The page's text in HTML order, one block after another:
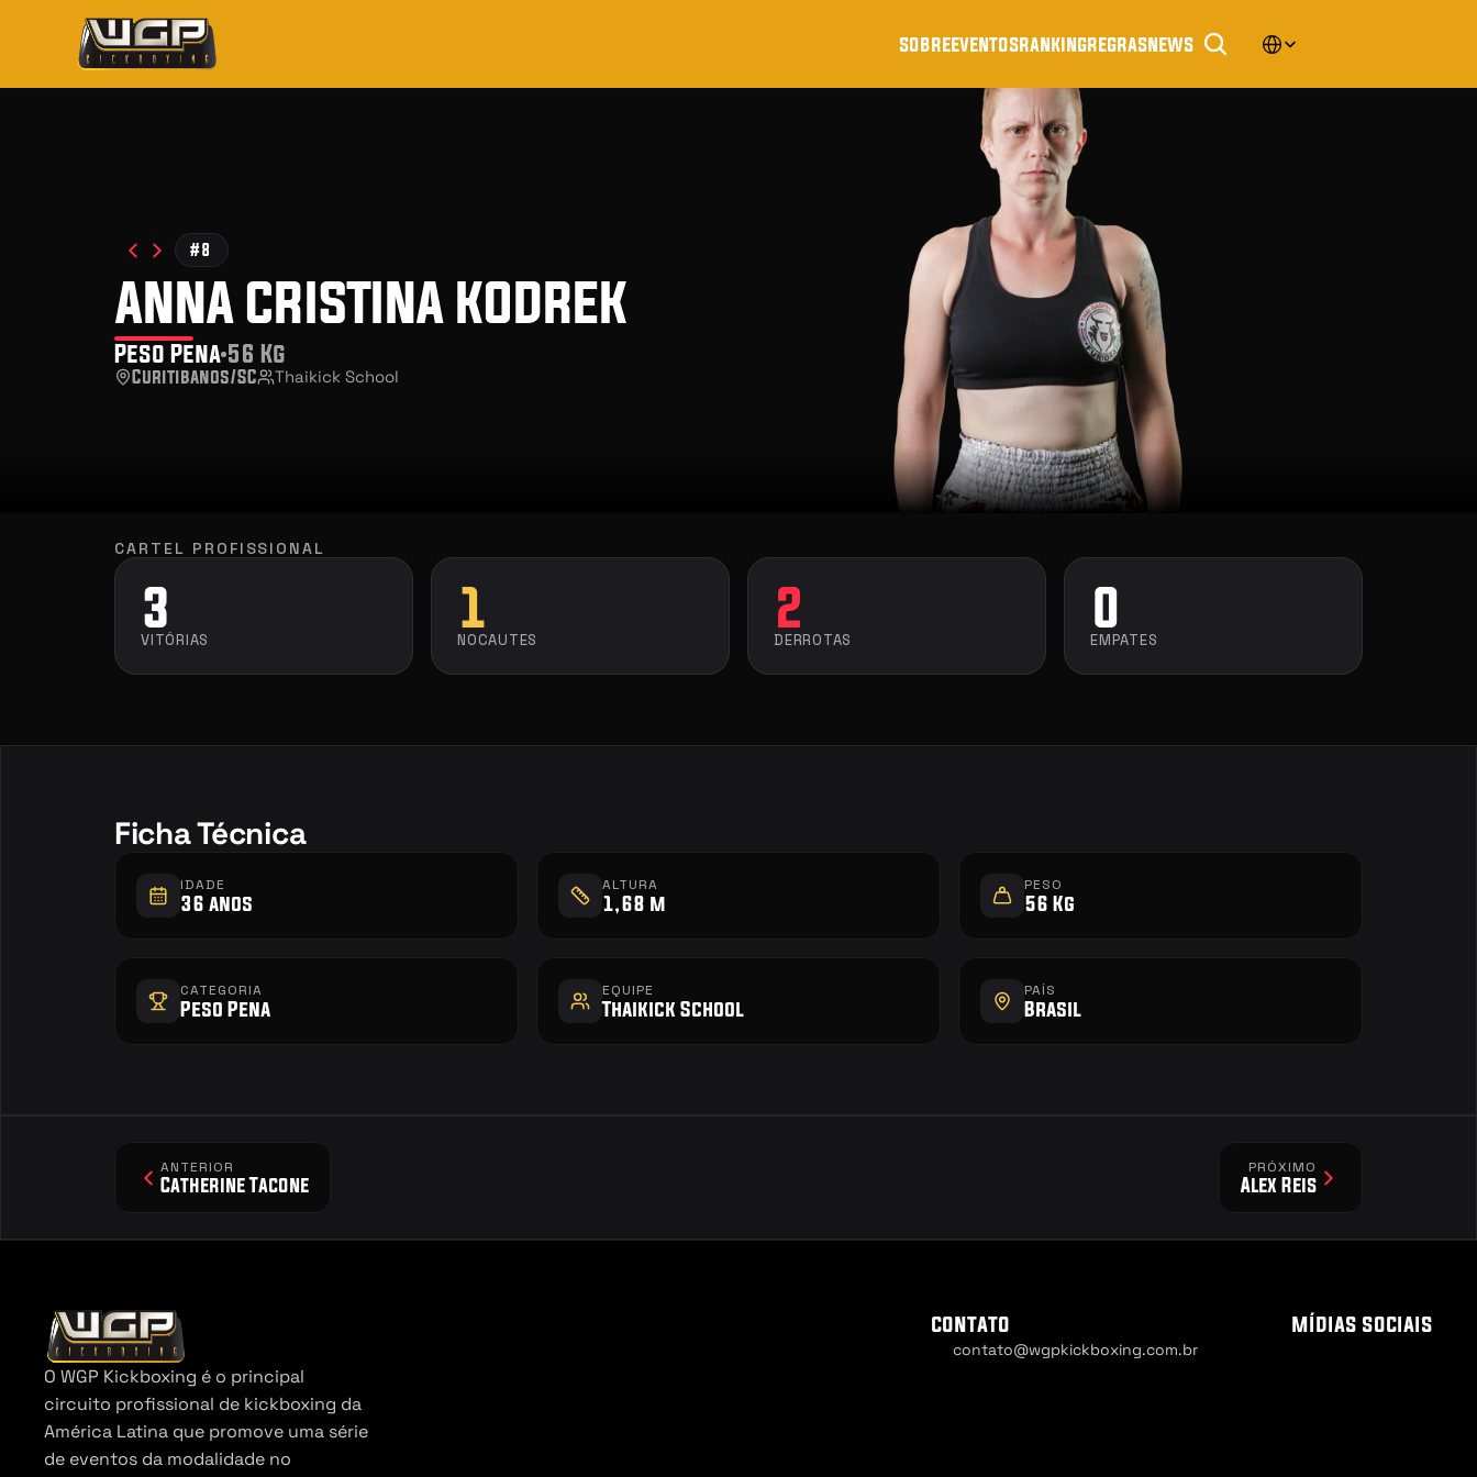
sobreeventosrankingregrasnews
#8
anna cristina kodrek
Peso Pena 56 Kg
Curitibanos/SC Thaikick School
CARTEL PROFISSIONAL
3
VITÓRIAS
1
NOCAUTES
2
DERROTAS
0
EMPATES
Ficha Técnica
IDADE
36 anos
ALTURA
1,68 m
PESO
56 Kg
CATEGORIA
Peso Pena
EQUIPE
Thaikick School
PAÍS
Brasil
ANTERIOR
Catherine Tacone
PRÓXIMO
Alex Reis
O WGP Kickboxing é o principal
circuito profissional de kickboxing da
América Latina que promove uma série
de eventos da modalidade no
contato
contato@wgpkickboxing.com.br
mídias sociais